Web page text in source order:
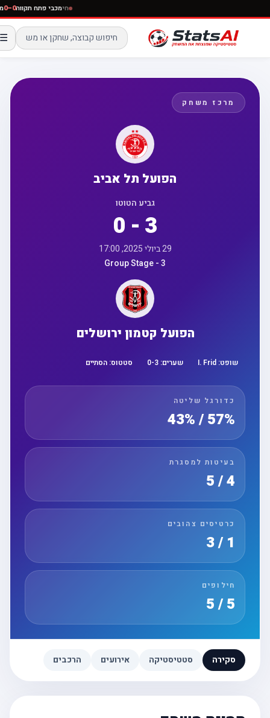
חימכבי פתח תקווה
☰
מרכז משחק
הפועל תל אביב
גביע הטוטו
0 - 3
29 ביולי 2025, 17:00
Group Stage - 3
הפועל קטמון ירושלים
שופט:I. Frid שערים: 0 -3 סטטוס:הסתיים
כדורגל שליטה
57% / 43%
בעיטות למסגרת
כרטיסים צהובים
חילופים
סקירה סטטיסטיקה אירועים הרכבים